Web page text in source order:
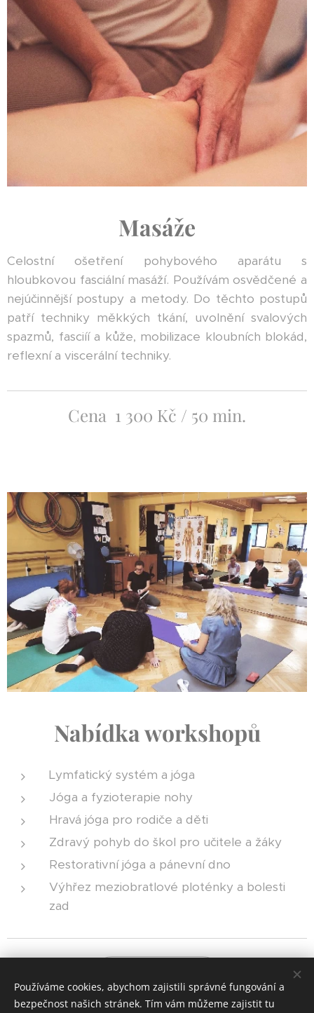
Masáže
Celostní ošetření pohybového aparátu s
hloubkovou fasciální masáží. Používám osvědčené a
nejúčinnější postupy a metody. Do těchto postupů
patří techniky měkkých tkání, uvolnění svalových
spazmů, fasciíí a kůže, mobilizace kloubních blokád,
reflexní a viscerální techniky.
Cena 1 300 Kč / 50 min.
Nabídka workshopů
Lymfatický systém a jóga
Jóga a fyzioterapie nohy
Hravá jóga pro rodiče a děti
Zdravý pohyb do škol pro učitele a žáky
Restorativní jóga a pánevní dno
Výhřez meziobratlové ploténky a bolesti
zad
Používáme cookies, abychom zajistili správné fungování a
bezpečnost našich stránek. Tím vám můžeme zajistit tu